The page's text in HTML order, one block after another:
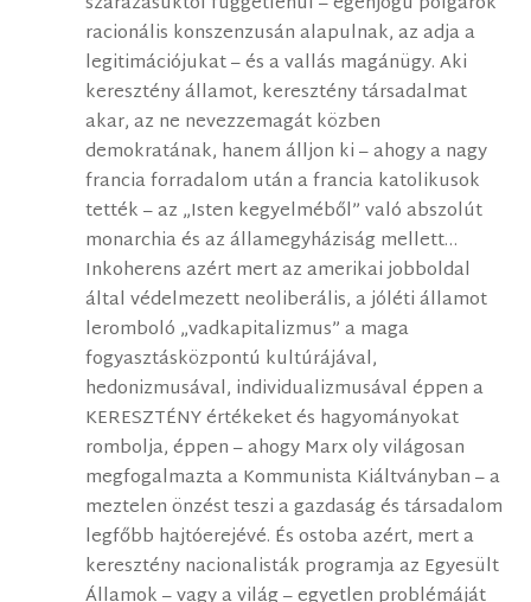
racionális konszenzusán alapulnak, az adja a
legitimációjukat – és a vallás magánügy. Aki
keresztény államot, keresztény társadalmat
akar, az ne nevezzemagát közben
demokratának, hanem álljon ki – ahogy a nagy
francia forradalom után a francia katolikusok
tették – az „Isten kegyelméből” való abszolút
monarchia és az államegyháziság mellett…
Inkoherens azért mert az amerikai jobboldal
által védelmezett neoliberális, a jóléti államot
leromboló „vadkapitalizmus” a maga
fogyasztásközpontú kultúrájával,
hedonizmusával, individualizmusával éppen a
KERESZTÉNY értékeket és hagyományokat
rombolja, éppen – ahogy Marx oly világosan
megfogalmazta a Kommunista Kiáltványban – a
meztelen önzést teszi a gazdaság és társadalom
legfőbb hajtóerejévé. És ostoba azért, mert a
keresztény nacionalisták programja az Egyesült